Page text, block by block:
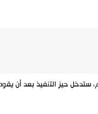
لاتفاق مع الحارس المغربي ياسين بونو، لتوقيع عقد لمدة 4 مواسم، ستدخل حيز